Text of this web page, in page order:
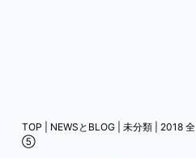
TOP NEWSとBLOG 未分類
2018
⑤